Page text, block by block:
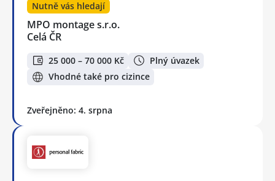
Nutně vás hledají
MPO montage s.r.o.
Celá ČR
25 000 – 70 000 Kč
Plný úvazek
Vhodné také pro cizince
Zveřejněno: 4. srpna